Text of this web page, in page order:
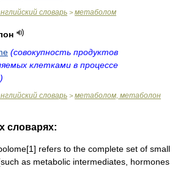
словарь > метаболом
(совокупность продуктов
клетками в процессе
словарь > метаболом, метаболон
словарях:
refers to the complete set of small
as metabolic intermediates, hormones